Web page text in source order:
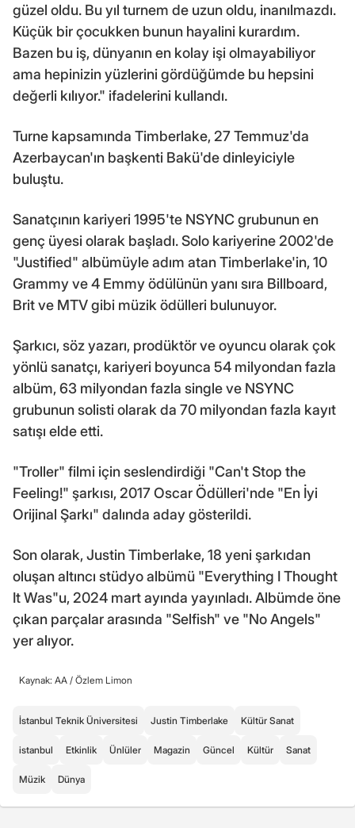
güzel oldu. Bu yıl turnem de uzun oldu, inanılmazdı.
Küçük bir çocukken bunun hayalini kurardım.
Bazen bu iş, dünyanın en kolay işi olmayabiliyor
ama hepinizin yüzlerini gördüğümde bu hepsini
değerli kılıyor." ifadelerini kullandı.
Turne kapsamında Timberlake, 27 Temmuz'da
Azerbaycan'ın başkenti Bakü'de dinleyiciyle
buluştu.
Sanatçının kariyeri 1995'te NSYNC grubunun en
genç üyesi olarak başladı. Solo kariyerine 2002'de
"Justified" albümüyle adım atan Timberlake'in, 10
Grammy ve 4 Emmy ödülünün yanı sıra Billboard,
Brit ve MTV gibi müzik ödülleri bulunuyor.
Şarkıcı, söz yazarı, prodüktör ve oyuncu olarak çok
yönlü sanatçı, kariyeri boyunca 54 milyondan fazla
albüm, 63 milyondan fazla single ve NSYNC
grubunun solisti olarak da 70 milyondan fazla kayıt
satışı elde etti.
"Troller" filmi için seslendirdiği "Can't Stop the
Feeling!" şarkısı, 2017 Oscar Ödülleri'nde "En İyi
Orijinal Şarkı" dalında aday gösterildi.
Son olarak, Justin Timberlake, 18 yeni şarkıdan
oluşan altıncı stüdyo albümü "Everything I Thought
It Was"u, 2024 mart ayında yayınladı. Albümde öne
çıkan parçalar arasında "Selfish" ve "No Angels"
yer alıyor.
Kaynak: AA / Özlem Limon
İstanbul Teknik Üniversitesi Justin Timberlake Kültür Sanat
istanbul Etkinlik Ünlüler Magazin Güncel Kültür Sanat
Müzik Dünya